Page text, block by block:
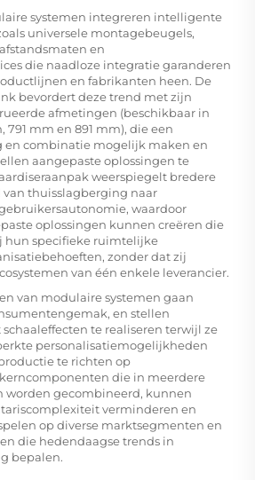
systemen integreren intelligente
universele montagebeugels,
en
die naadloze integratie garanderen
en fabrikanten heen. De
bevordert deze trend met zijn
afmetingen (beschikbaar in
791 mm en 891 mm), die een
combinatie mogelijk maken en
aangepaste oplossingen te
weerspiegelt bredere
thuisslagberging naar
waardoor
oplossingen kunnen creëren die
hun specifieke ruimtelijke
zonder dat zij
van één enkele leverancier.
van modulaire systemen gaan
en stellen
te realiseren terwijl ze
personalisatiemogelijkheden
te richten op
die in meerdere
worden gecombineerd, kunnen
verminderen en
op diverse marktsegmenten en
die hedendaagse trends in
bepalen.